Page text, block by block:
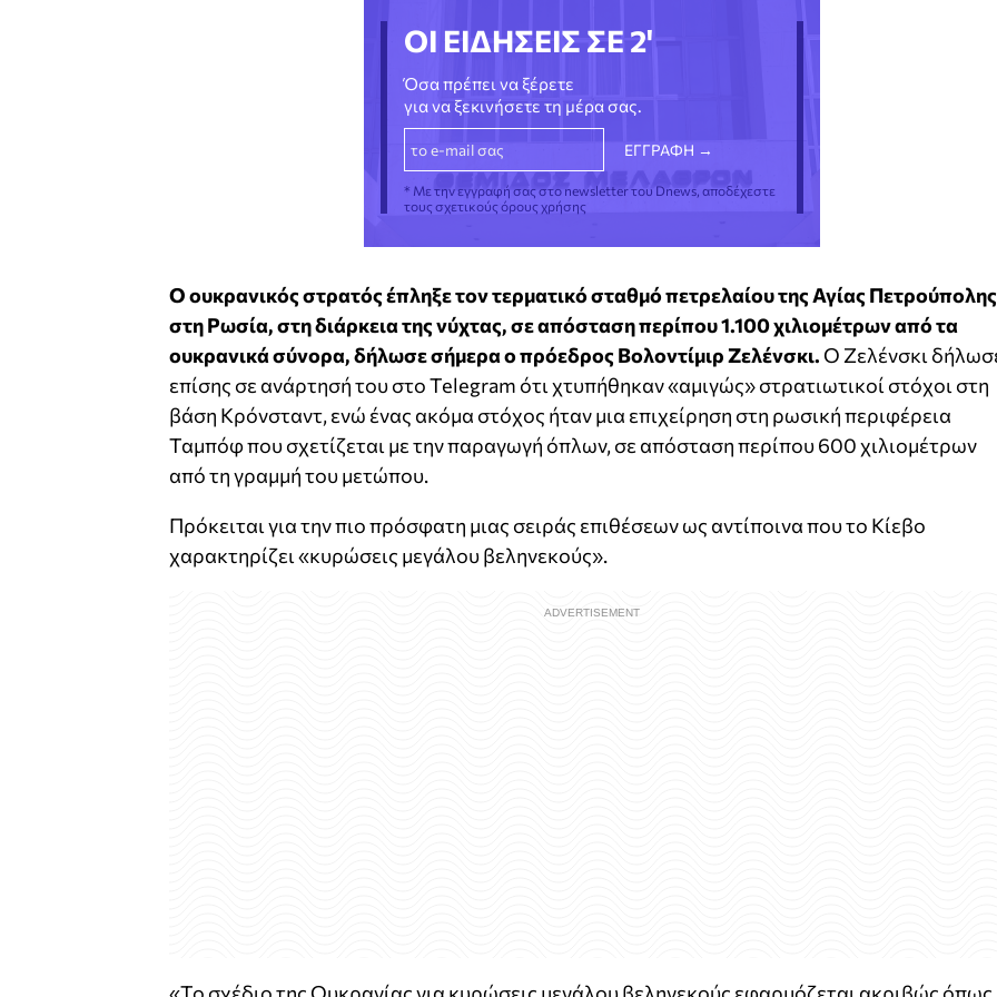
ΟΙ ΕΙΔΗΣΕΙΣ ΣΕ 2'
Όσα πρέπει να ξέρετε
για να ξεκινήσετε τη μέρα σας.
* Με την εγγραφή σας στο newsletter του Dnews, αποδέχεστε
τους σχετικούς όρους χρήσης
Ο ουκρανικός στρατός έπληξε τον τερματικό σταθμό πετρελαίου της Αγίας
στη Ρωσία, στη διάρκεια της νύχτας, σε απόσταση περίπου 1.100 χιλιομέτρων από τα
ουκρανικά σύνορα, δήλωσε σήμερα ο πρόεδρος Βολοντίμιρ Ζελένσκι. Ο Ζελένσκι
επίσης σε ανάρτησή του στο Telegram ότι χτυπήθηκαν «αμιγώς» στρατιωτικοί στόχοι στη
βάση Κρόνσταντ, ενώ ένας ακόμα στόχος ήταν μια επιχείρηση στη ρωσική περιφέρεια
Ταμπόφ που σχετίζεται με την παραγωγή όπλων, σε απόσταση περίπου 600 χιλιομέτρων
από τη γραμμή του μετώπου.
Πρόκειται για την πιο πρόσφατη μιας σειράς επιθέσεων ως αντίποινα που το Κίεβο
χαρακτηρίζει «κυρώσεις μεγάλου βεληνεκούς».